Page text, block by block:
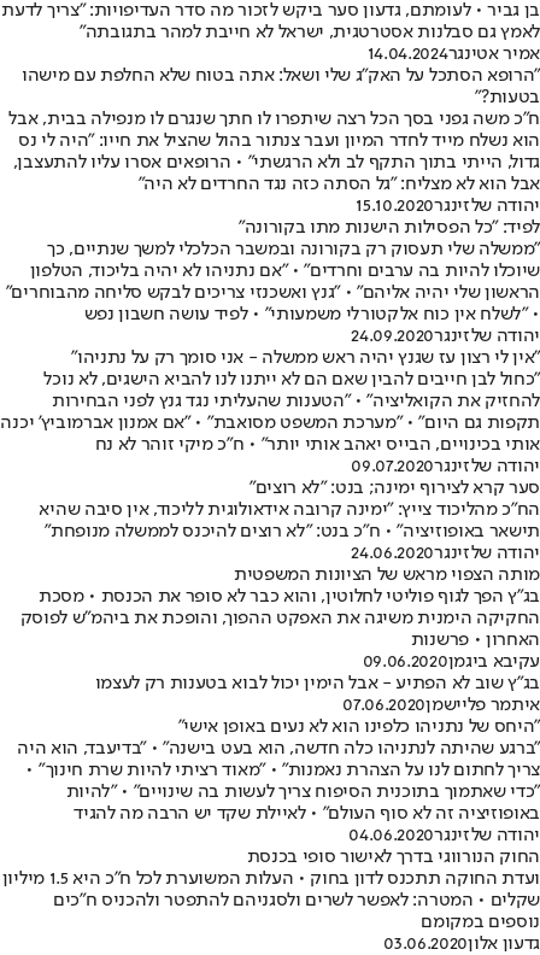
בן גביר • לעומתם, גדעון סער ביקש לזכור מה סדר העדיפויות: "צריך לדעת
לאמץ גם סבלנות אסטרטגית, ישראל לא חייבת למהר בתגובתה"
אמיר אטינגר14.04.2024
"הרופא הסתכל על האק"ג שלי ושאל: אתה בטוח שלא החלפת עם מישהו
בטעות?"
ח"כ משה גפני בסך הכל רצה שיתפרו לו חתך שנגרם לו מנפילה בבית, אבל
הוא נשלח מייד לחדר המיון ועבר צנתור בהול שהציל את חייו: "היה לי נס
גדול, הייתי בתוך התקף לב ולא הרגשתי" • הרופאים אסרו עליו להתעצבן,
אבל הוא לא מצליח: "גל הסתה כזה נגד החרדים לא היה"
יהודה שלזינגר15.10.2020
לפיד: "כל הפסילות הישנות מתו בקורונה"
"ממשלה שלי תעסוק רק בקורונה ובמשבר הכלכלי למשך שנתיים, כך
שיוכלו להיות בה ערבים וחרדים" • "אם נתניהו לא יהיה בליכוד, הטלפון
הראשון שלי יהיה אליהם" • "גנץ ואשכנזי צריכים לבקש סליחה מהבוחרים"
• "לשלח אין כוח אלקטורלי משמעותי" • לפיד עושה חשבון נפש
יהודה שלזינגר24.09.2020
"אין לי רצון עז שגנץ יהיה ראש ממשלה - אני סומך רק על נתניהו"
"כחול לבן חייבים להבין שאם הם לא ייתנו לנו להביא הישגים, לא נוכל
להחזיק את הקואליציה" • "הטענות שהעליתי נגד גנץ לפני הבחירות
תקפות גם היום" • "מערכת המשפט מסואבת" • "אם אמנון אברמוביץ' יכנה
אותי בכינויים, הבייס יאהב אותי יותר" • ח"כ מיקי זוהר לא נח
יהודה שלזינגר09.07.2020
סער קרא לצירוף ימינה; בנט: "לא רוצים"
הח"כ מהליכוד צייץ: "ימינה קרובה אידאולוגית לליכוד, אין סיבה שהיא
תישאר באופוזיציה" • ח"כ בנט: "לא רוצים להיכנס לממשלה מנופחת"
יהודה שלזינגר24.06.2020
מותה הצפוי מראש של הציונות המשפטית
בג"ץ הפך לגוף פוליטי לחלוטין, והוא כבר לא סופר את הכנסת • מסכת
החקיקה הימנית משיגה את האפקט ההפוך, והופכת את ביהמ"ש לפוסק
האחרון • פרשנות
עקיבא ביגמן09.06.2020
בג"ץ שוב לא הפתיע - אבל הימין יכול לבוא בטענות רק לעצמו
איתמר פליישמן07.06.2020
"היחס של נתניהו כלפינו הוא לא נעים באופן אישי"
"ברגע שהיתה לנתניהו כלה חדשה, הוא בעט בישנה" • "בדיעבד, הוא היה
צריך לחתום לנו על הצהרת נאמנות" • "מאוד רציתי להיות שרת חינוך" •
"כדי שאתמוך בתוכנית הסיפוח צריך לעשות בה שינויים" • "להיות
באופוזיציה זה לא סוף העולם" • לאיילת שקד יש הרבה מה להגיד
יהודה שלזינגר04.06.2020
החוק הנורווגי בדרך לאישור סופי בכנסת
ועדת החוקה תתכנס לדון בחוק • העלות המשוערת לכל ח"כ היא 1.5 מיליון
שקלים • המטרה: לאפשר לשרים ולסגניהם להתפטר ולהכניס ח"כים
נוספים במקומם
גדעון אלון03.06.2020